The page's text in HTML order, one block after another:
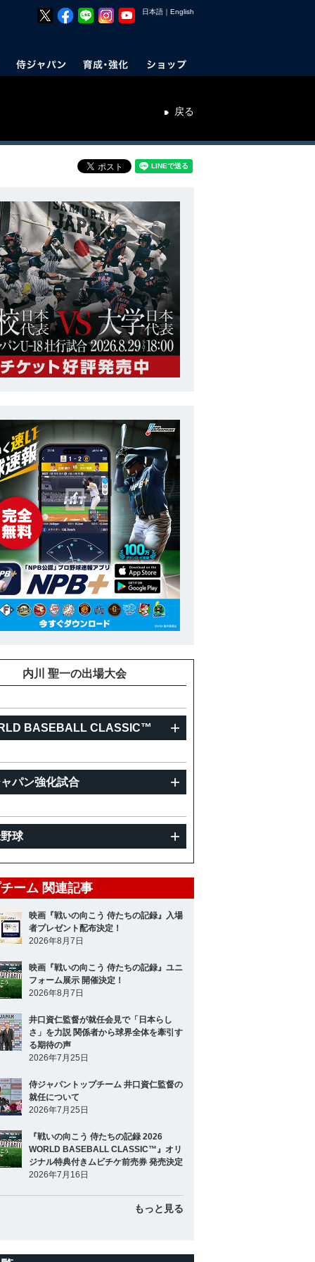
日本語 ｜ English
戻る
ップチーム
侍ジャパン強化試合
号
1
185cm 投打
内川 聖一の出場大会
BASEBALL CLASSIC™
パン強化試合
球
チーム 関連記事
映画『戦いの向こう 侍たちの記録』入場
者プレゼント配布決定！
2026年8月7日
映画『戦いの向こう 侍たちの記録』ユニ
フォーム展示 開催決定！
2026年8月7日
井口資仁監督が就任会見で「日本らし
さ」を力説 関係者から球界全体を牽引す
る期待の声
2026年7月25日
侍ジャパントップチーム 井口資仁監督の
就任について
2026年7月25日
『戦いの向こう 侍たちの記録 2026
WORLD BASEBALL CLASSIC™』オリ
ジナル特典付きムビチケ前売券 発売決定
2026年7月16日
もっと見る